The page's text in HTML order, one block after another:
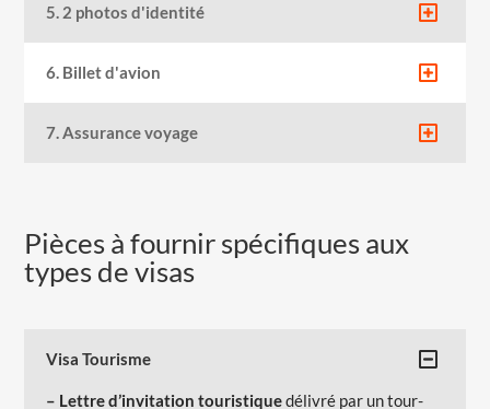
5. 2 photos d'identité
6. Billet d'avion
7. Assurance voyage
Pièces à fournir spécifiques aux
types de visas
Visa Tourisme
– Lettre d’invitation touristiquedélivré par un tour-